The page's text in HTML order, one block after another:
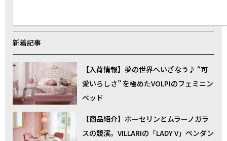
新着記事
【入荷情報】夢の世界へいざなう♪ “可
愛いらしさ” を極めたVOLPIのフェミニン
ベッド
【商品紹介】ポーセリンとムラーノガラ
スの競演。VILLARIの「LADY V」ペンダン